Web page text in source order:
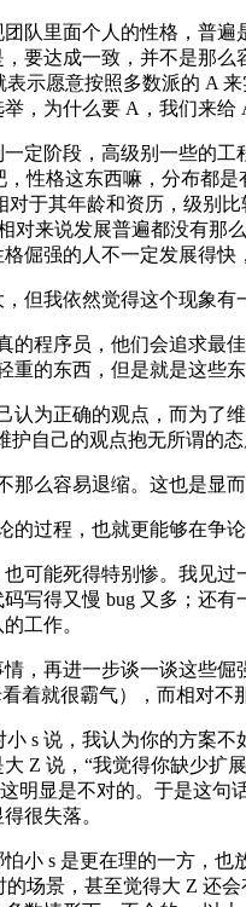
队里面个人的性格，普
要达成一致，并不是那
示愿意按照多数派的 A
举，为什么要 A，我们来
定阶段，高级别一些的
，性格这东西嘛，分布都
对于其年龄和资历，级别
对来说发展普遍都没有那
倔强的人不一定发展得快
但我依然觉得这个现象
的程序员，他们会追求最
重的东西，但是就是这些
认为正确的观点，而为了
护自己的观点抱无所谓的
那么容易退缩。这也是显
的过程，也就更能够在争
可能死得特别惨。我见
写得又慢 bug 又多；还
工作。
，再进一步谈一谈这些
着就很霸气），而相对不
s 说，我认为你的方案
Z 说，“我觉得你缺少扩
明显是不对的。于是这
很失落。
小 s 是更在理的一方，
场景，甚至觉得大 Z 还